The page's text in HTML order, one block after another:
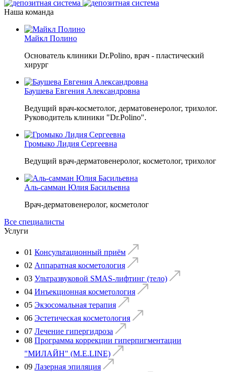
Наша команда
Майкл Полино
Основатель клиники Dr.Polino, врач - пластический
хирург
Баушева Евгения Александровна
Ведущий врач-косметолог, дерматовенеролог, трихолог.
Руководитель клиники "Dr.Polino".
Громыко Лидия Сергеевна
Ведущий врач-дерматовенеролог, косметолог, трихолог
Аль-самман Юлия Басильевна
Врач-дерматовенеролог, косметолог
Все специалисты
Услуги
01 Консультационный приём
02 Аппаратная косметология
03 Ультразвуковой SMAS-лифтинг (тело)
04 Инъекционная косметология
05 Экзосомальная терапия
06 Эстетическая косметология
07 Лечение гипергидроза
08 Программа коррекции гиперпигментации
"МИЛАЙН" (M.E.LINE)
09 Лазерная эпиляция